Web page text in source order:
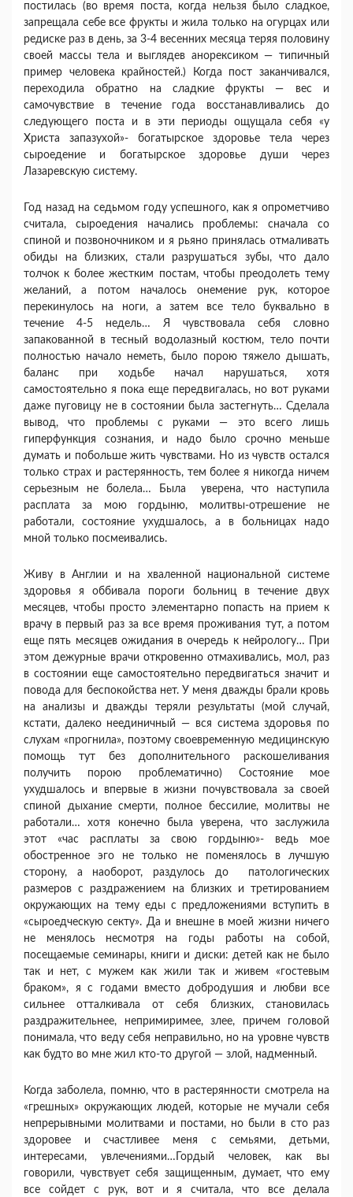
постилась (во время поста, когда нельзя было сладкое,
запрещала себе все фрукты и жила только на огурцах или
редиске раз в день, за 3-4 весенних месяца теряя половину
своей массы тела и выглядев анорексиком — типичный
пример человека крайностей.) Когда пост заканчивался,
переходила обратно на сладкие фрукты — вес и
самочувствие в течение года восстанавливались до
следующего поста и в эти периоды ощущала себя «у
Христа запазухой»- богатырское здоровье тела через
сыроедение и богатырское здоровье души через
Лазаревскую систему.
Год назад на седьмом году успешного, как я опрометчиво
считала, сыроедения начались проблемы: сначала со
спиной и позвоночником и я рьяно принялась отмаливать
обиды на близких, стали разрушаться зубы, что дало
толчок к более жестким постам, чтобы преодолеть тему
желаний, а потом началось онемение рук, которое
перекинулось на ноги, а затем все тело буквально в
течение 4-5 недель… Я чувствовала себя словно
запакованной в тесный водолазный костюм, тело почти
полностью начало неметь, было порою тяжело дышать,
баланс при ходьбе начал нарушаться, хотя
самостоятельно я пока еще передвигалась, но вот руками
даже пуговицу не в состоянии была застегнуть… Сделала
вывод, что проблемы с руками — это всего лишь
гиперфункция сознания, и надо было срочно меньше
думать и побольше жить чувствами. Но из чувств остался
только страх и растерянность, тем более я никогда ничем
серьезным не болела… Была уверена, что наступила
расплата за мою гордыню, молитвы-отрешение не
работали, состояние ухудшалось, а в больницах надо
мной только посмеивались.
Живу в Англии и на хваленной национальной системе
здоровья я оббивала пороги больниц в течение двух
месяцев, чтобы просто элементарно попасть на прием к
врачу в первый раз за все время проживания тут, а потом
еще пять месяцев ожидания в очередь к нейрологу… При
этом дежурные врачи откровенно отмахивались, мол, раз
в состоянии еще самостоятельно передвигаться значит и
повода для беспокойства нет. У меня дважды брали кровь
на анализы и дважды теряли результаты (мой случай,
кстати, далеко неединичный — вся система здоровья по
слухам «прогнила», поэтому своевременную медицинскую
помощь тут без дополнительного раскошеливания
получить порою проблематично) Состояние мое
ухудшалось и впервые в жизни почувствовала за своей
спиной дыхание смерти, полное бессилие, молитвы не
работали… хотя конечно была уверена, что заслужила
этот «час расплаты за свою гордыню»- ведь мое
обостренное эго не только не поменялось в лучшую
сторону, а наоборот, раздулось до патологических
размеров с раздражением на близких и третированием
окружающих на тему еды с предложениями вступить в
«сыроедческую секту». Да и внешне в моей жизни ничего
не менялось несмотря на годы работы на собой,
посещаемые семинары, книги и диски: детей как не было
так и нет, с мужем как жили так и живем «гостевым
браком», я с годами вместо добродушия и любви все
сильнее отталкивала от себя близких, становилась
раздражительнее, непримиримее, злее, причем головой
понимала, что веду себя неправильно, но на уровне чувств
как будто во мне жил кто-то другой — злой, надменный.
Когда заболела, помню, что в растерянности смотрела на
«грешных» окружающих людей, которые не мучали себя
непрерывными молитвами и постами, но были в сто раз
здоровее и счастливее меня с семьями, детьми,
интересами, увлечениями…Гордый человек, как вы
говорили, чувствует себя защищенным, думает, что ему
все сойдет с рук, вот и я считала, что все делала